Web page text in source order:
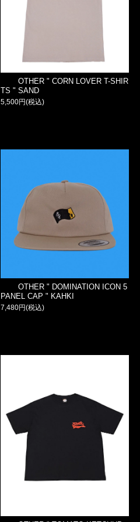
OTHER " CORN LOVER T-SHIR
TS " SAND
5,500円(税込)
OTHER " DOMINATION ICON 5
PANEL CAP " KAHKI
7,480円(税込)